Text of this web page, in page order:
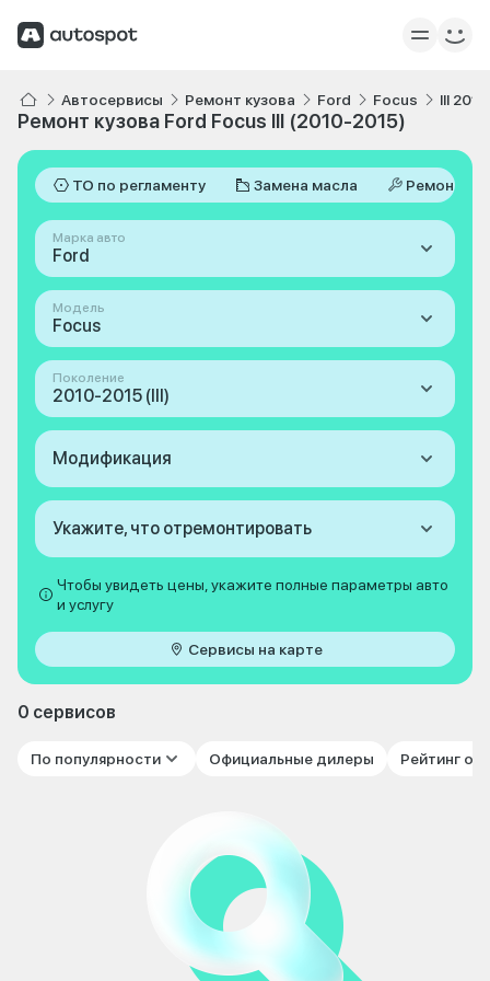
Автосервисы Ремонт кузова Ford Focus III
Ремонт кузова Ford Focus III (2010-2015)
ТО по регламенту Замена масла Ремонт
Марка авто
Ford
Модель
Focus
Поколение
2010-2015 (III)
Модификация
Укажите, что отремонтировать
Чтобы увидеть цены, укажите полные параметры авто
и услугу
Сервисы на карте
0 сервисов
По популярности Официальные дилеры Рейтинг